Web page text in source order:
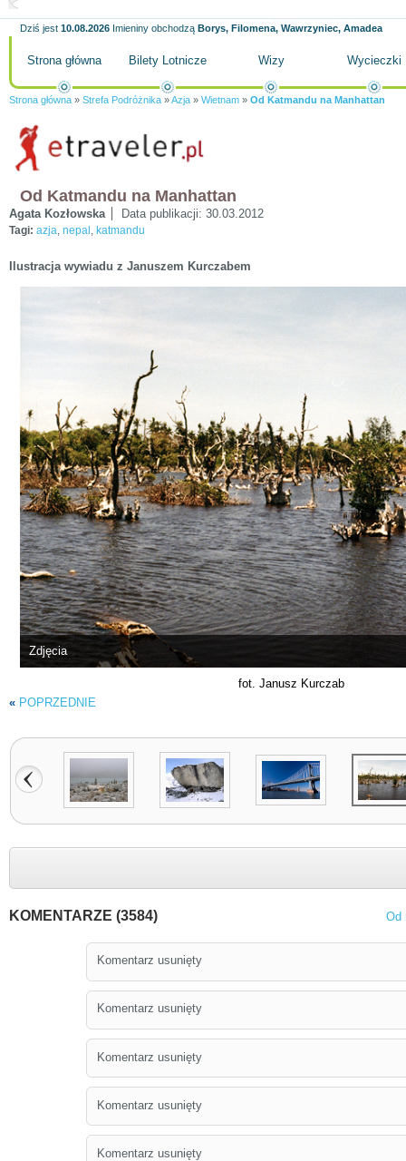
Dziś jest 10.08.2026 Imieniny obchodzą Borys, Filomena, Wawrzyniec, Amadea
Strona główna Bilety Lotnicze Wizy Wycieczki
Strona główna » Strefa Podróżnika »Azja » Wietnam » Od Katmandu na Manhattan
Od Katmandu na Manhattan
Agata Kozłowska Data publikacji: 30.03.2012
Tagi: azja, nepal , katmandu
Ilustracja wywiadu z Januszem Kurczabem
Zdjęcia
fot. Janusz Kurczab
« POPRZEDNIE
KOMENTARZE (3584) Od
Komentarz usunięty
Komentarz usunięty
Komentarz usunięty
Komentarz usunięty
Komentarz usunięty